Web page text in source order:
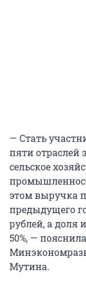
— Стать
пяти отраслей
сельское
этом выручка
предыдущего
рублей, а доля
50%, —
Мутина.